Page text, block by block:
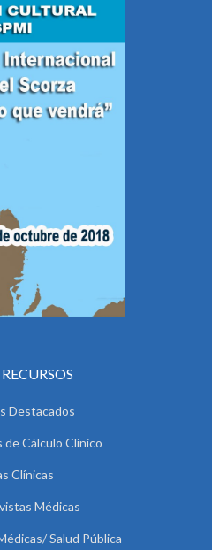
Destacados
de Cálculo Clínico
Clínicas
Médicas
Salud Pública